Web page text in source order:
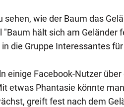
wie der Baum das
hält sich am Geländer
die Gruppe Interessantes
einige Facebook-Nutzer über
etwas Phantasie könnte
greift fest nach dem